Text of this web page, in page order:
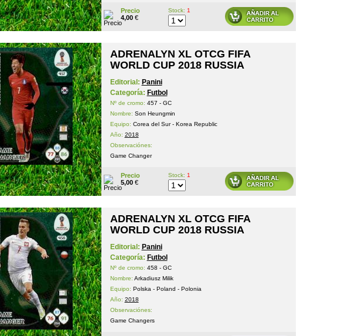
Precio
4,00€
Stock: 1
ADRENALYN XL OTCG FIFA
WORLD CUP 2018 RUSSIA
Editorial: Panini
Categoría: Futbol
Nº de cromo: 457 - GC
Nombre: Son Heungmin
Equipo: Corea del Sur - Korea Republic
Año: 2018
Observaciónes:
Game Changer
Precio
5,00€
Stock: 1
ADRENALYN XL OTCG FIFA
WORLD CUP 2018 RUSSIA
Editorial: Panini
Categoría: Futbol
Nº de cromo: 458 - GC
Nombre: Arkadiusz Milik
Equipo: Polska - Poland - Polonia
Año: 2018
Observaciónes:
Game Changers